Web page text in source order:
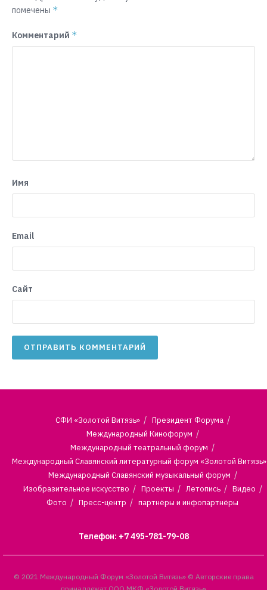
помечены *
Комментарий *
Имя
Email
Сайт
СФИ «Золотой Витязь»
Президент Форума
Международный Кинофорум
Международный театральный форум
Международный Славянский литературный форум «Золотой Витязь»
Международный Славянский музыкальный форум
Изобразительное искусство
Проекты Летопись
Видео
Фото
Пресс-центр партнёры и инфопартнёры
Телефон: +7 495-781-79-08
© 2021 Международный Форум «Золотой Витязь» © Авторские права